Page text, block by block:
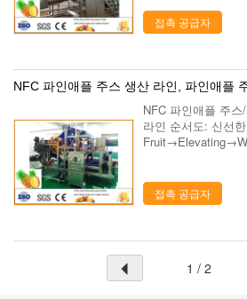
접촉 공급자
NFC 파인애플 주스 생산 라인, 파인애플
NFC 파인애플 주
라인 순서도: 신선한
접촉 공급자
1 / 2